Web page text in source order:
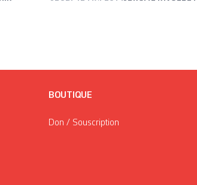
BOUTIQUE
Don / Souscription